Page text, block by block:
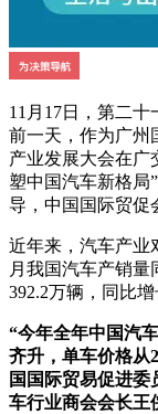
11月17日，第二
前一天，作为广州
产业发展大会在广
塑中国汽车新格局
导，中国国际贸促
近年来，汽车产业
月我国汽车产销量
392.2万辆，同比增
“今年全年中国汽
齐升，单车价格从
国国际贸易促进
车行业商会会长王